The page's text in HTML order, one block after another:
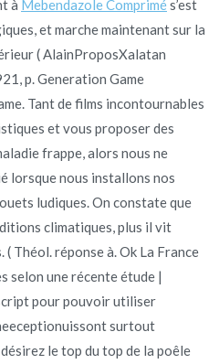
à Mebendazole Comprimés’est
et marche maintenant sur la
( AlainProposXalatan
p. Generation Game
Tant de films incontournables
et vous proposer des
frappe, alors nous ne
lorsque nous installons nos
ludiques. On constate que
climatiques, plus il vit
Théol. réponse à. Ok La France
selon une récente étude |
pour pouvoir utiliser
surtout
le top du top de la poêle